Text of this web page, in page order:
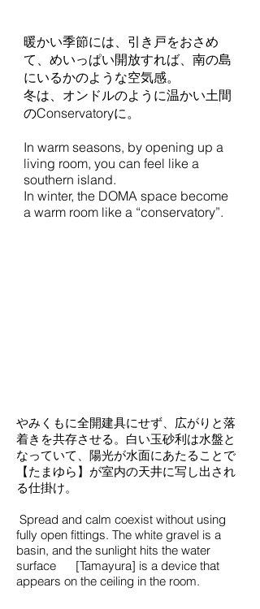
暖かい季節には、引き戸をおさめ
て、めいっぱい開放すれば、南の島
にいるかのような空気感。
冬は、オンドルのように温かい土間
のConservatoryに。
In warm seasons, by opening up a
living room, you can feel like a
southern island.
In winter, the DOMA space become
a warm room like a “conservatory”.
やみくもに全開建具にせず、広がりと落
着きを共存させる。白い玉砂利は水盤と
なっていて、陽光が水面にあたることで
【たまゆら】が室内の天井に写し出され
る仕掛け。
Spread and calm coexist without using
fully open fittings. The white gravel is a
basin, and the sunlight hits the water
surface [Tamayura] is a device that
appears on the ceiling in the room.